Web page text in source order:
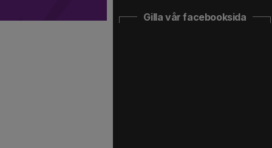
Gilla vår facebooksida